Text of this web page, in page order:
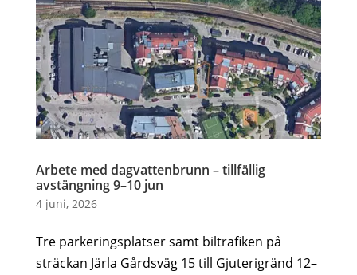
Arbete med dagvattenbrunn – tillfällig
avstängning 9–10 jun
4 juni, 2026
Tre parkeringsplatser samt biltrafiken på
sträckan Järla Gårdsväg 15 till Gjuterigränd 12–